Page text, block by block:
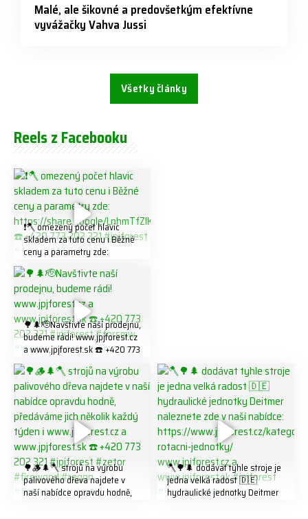
Malé, ale šikovné a predovšetkým efektívne
vyvážačky Vahva Jussi
Všetky články
Reels z Facebooku
❗️🪓 omezený počet hlavic
skladem za tuto cenu ℹ️ Běžné
ceny a parametry zde:
https://share.google/LnhmTfZl
K8W5t7i6o ☎️ +420 773 202
321 #jpjforest #forsmw
#firewood #
🌳🌲🫡Navštivte naší prodejnu,
budeme rádi! www.jpjforest.cz
a www.jpjforest.sk ☎️ +420 773
202 321 #jpjforest #forsmw
#biojack #regon #vahvajussi
🌳🪵🌲🪓 strojů na výrobu
palivového dřeva najdete v
naší nabídce opravdu hodně,
🪓🌳🌲 dodávat tyhle stroje je
jedna velká radost 🇩🇪
hydraulické jednotky Deitmer